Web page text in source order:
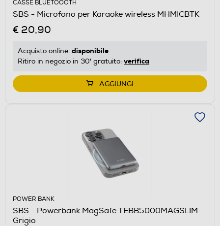
CASSE BLUETOOOTH
SBS - Microfono per Karaoke wireless MHMICBTK
€ 20,90
Acquisto online: disponibile
Ritiro in negozio in 30' gratuito: verifica
AGGIUNGI
POWER BANK
SBS - Powerbank MagSafe TEBB5000MAGSLIM-
Grigio